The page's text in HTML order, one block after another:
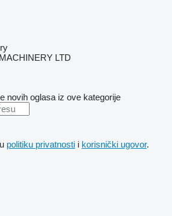
LTD
novih oglasa iz ove kategorije
politiku privatnosti i korisnički ugovor.